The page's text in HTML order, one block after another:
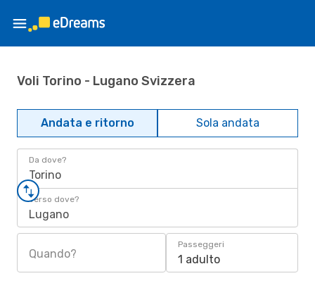
Voli Torino - Lugano Svizzera
Andata e ritorno Sola andata
Da dove?
Torino
Verso dove?
Lugano
Quando?
Passeggeri
1 adulto